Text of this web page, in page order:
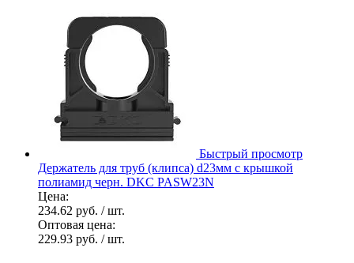
Быстрый просмотр
Держатель для труб (клипса) d23мм с крышкой
полиамид черн. DKC PASW23N
Цена:
234.62 руб. / шт.
Оптовая цена:
229.93 руб. / шт.